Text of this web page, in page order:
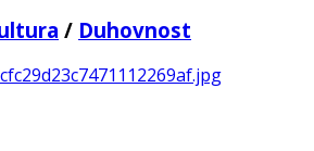
/ Duhovnost